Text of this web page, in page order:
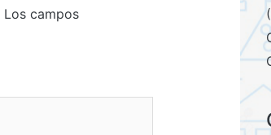
Los campos